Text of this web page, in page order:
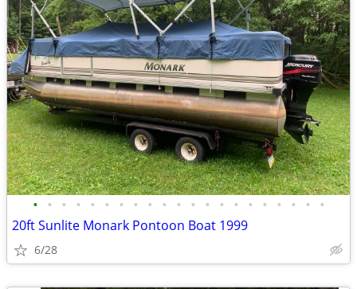
• • • • • • • • • • • • • • • • • • • • •
20ft Sunlite Monark Pontoon Boat 1999
6/28